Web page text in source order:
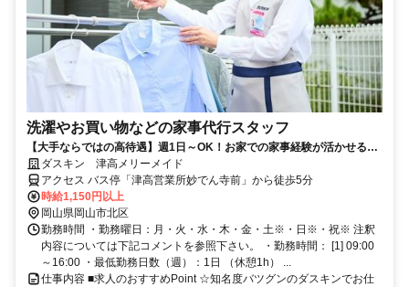
洗濯やお買い物などの家事代行スタッフ
【大手ならではの高待遇】週1日～OK！お家での家事経験が活かせる！
未経験歓迎！
ダスキン 津高メリーメイド
アクセス バス停「津高営業所妙でん寺前」から徒歩5分
時給1,150円以上
岡山県岡山市北区
勤務時間 ・勤務曜日：月・火・水・木・金・土※・日※・祝※ 注釈
内容については下記コメントを参照下さい。 ・勤務時間： [1] 09:00
～16:00 ・最低勤務日数（週）：1日 （休憩1h） ...
仕事内容 ■求人のおすすめPoint ☆知名度バツグンのダスキンでお仕